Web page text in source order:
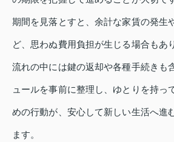
期間を見落とすと、余計な家賃の発生
ど、思わぬ費用負担が生じる場合もあ
流れの中には鍵の返却や各種手続きも
ュールを事前に整理し、ゆとりを持っ
めの行動が、安心して新しい生活へ進
ます。